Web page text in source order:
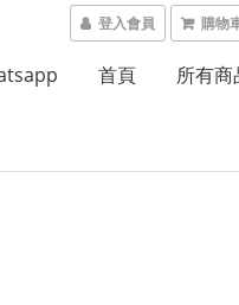
登入會員 購物
首頁 所有商